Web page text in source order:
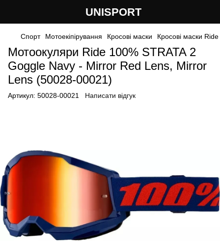
UNISPORT
Спорт Мотоекіпірування Кросові маски Кросові маски
Мотоокуляри Ride 100% STRATA 2
Goggle Navy - Mirror Red Lens, Mirror
Lens (50028-00021)
Артикул: 50028-00021 Написати відгук